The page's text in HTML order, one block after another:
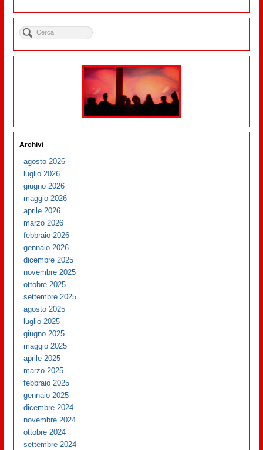
Archivi
agosto 2026
luglio 2026
giugno 2026
maggio 2026
aprile 2026
marzo 2026
febbraio 2026
gennaio 2026
dicembre 2025
novembre 2025
ottobre 2025
settembre 2025
agosto 2025
luglio 2025
giugno 2025
maggio 2025
aprile 2025
marzo 2025
febbraio 2025
gennaio 2025
dicembre 2024
novembre 2024
ottobre 2024
settembre 2024